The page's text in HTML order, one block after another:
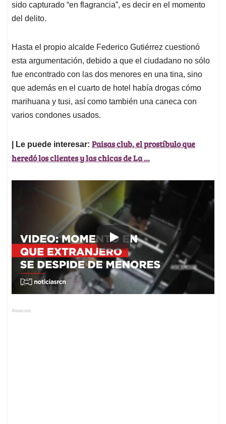
sido capturado “en flagrancia”, es decir en el momento
del delito.
Hasta el propio alcalde Federico Gutiérrez cuestionó
esta argumentación, debido a que el ciudadano no sólo
fue encontrado con las dos menores en una tina, sino
que además en el cuarto de hotel había drogas cómo
marihuana y tusi, así como también una caneca con
varios condones usados.
| Le puede interesar: Paisas club, el prostíbulo que
heredó los clientes y las chicas de La ...
Anuncios.